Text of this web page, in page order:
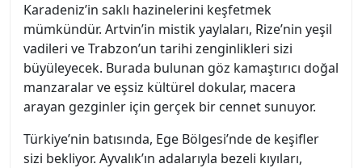
Karadeniz’in saklı hazinelerini keşfetmek
mümkündür. Artvin’in mistik yaylaları, Rize’nin yeşil
vadileri ve Trabzon’un tarihi zenginlikleri sizi
büyüleyecek. Burada bulunan göz kamaştırıcı doğal
manzaralar ve eşsiz kültürel dokular, macera
arayan gezginler için gerçek bir cennet sunuyor.
Türkiye’nin batısında, Ege Bölgesi’nde de keşifler
sizi bekliyor. Ayvalık’ın adalarıyla bezeli kıyıları,